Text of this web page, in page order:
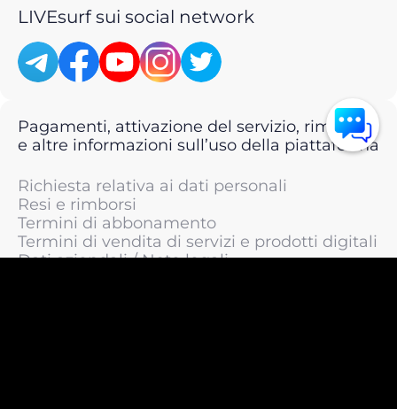
LIVEsurf sui social network
Pagamenti, attivazione del servizio, rimborsi
e altre informazioni sull’uso della piattaforma
Richiesta relativa ai dati personali
Resi e rimborsi
Termini di abbonamento
Termini di vendita di servizi e prodotti digitali
Dati aziendali / Note legali